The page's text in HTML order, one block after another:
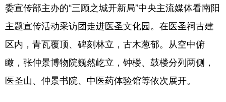
贵州 云南 西藏
陕西 青海
黑龙江
委宣传部主办的“三顾之城开新局”中央主流媒体看南阳
主题宣传活动采访团走进医圣文化园。在医圣祠古建
区内，青瓦覆顶、碑刻林立，古木葱郁。从空中俯
瞰，张仲景博物院巍然屹立，钟楼、鼓楼分列两侧，
医圣山、仲景书院、中医药体验馆等依次展开。